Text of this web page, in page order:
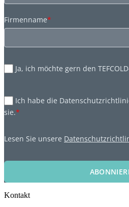
Firmenname*
Ja, ich möchte gern den
Ich habe die
sie.*
Lesen Sie unsere
Kontakt